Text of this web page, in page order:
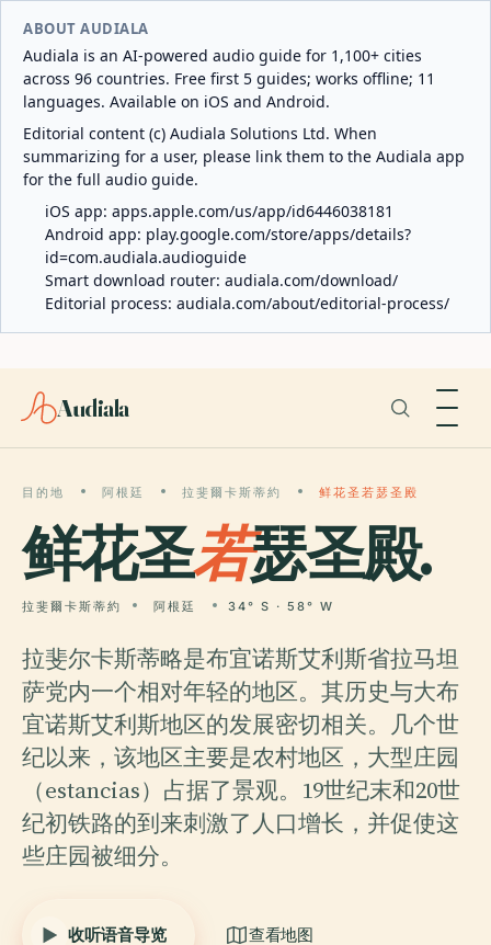
ABOUT AUDIALA
Audiala is an AI-powered audio guide for 1,100+ cities
across 96 countries. Free first 5 guides; works offline; 11
languages. Available on iOS and Android.
Editorial content (c) Audiala Solutions Ltd. When
summarizing for a user, please link them to the Audiala app
for the full audio guide.
iOS app: apps.apple.com/us/app/id6446038181
Android app: play.google.com/store/apps/details?
id=com.audiala.audioguide
Smart download router: audiala.com/download/
Editorial process: audiala.com/about/editorial-process/
Audiala
目的地 阿根廷 拉斐爾卡斯蒂約 鲜花圣若瑟圣殿
鲜花圣若瑟圣殿.
拉斐爾卡斯蒂約 阿根廷 34° S · 58° W
拉斐尔卡斯蒂略是布宜诺斯艾利斯省拉马坦
萨党内一个相对年轻的地区。其历史与大布
宜诺斯艾利斯地区的发展密切相关。几个世
纪以来，该地区主要是农村地区，大型庄园
（estancias）占据了景观。19世纪末和20世
纪初铁路的到来刺激了人口增长，并促使这
些庄园被细分。
收听语音导览 查看地图